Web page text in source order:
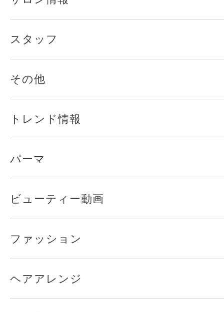
スタッフ
その他
トレンド情報
パーマ
ビューティー動画
ファッション
ヘアアレンジ